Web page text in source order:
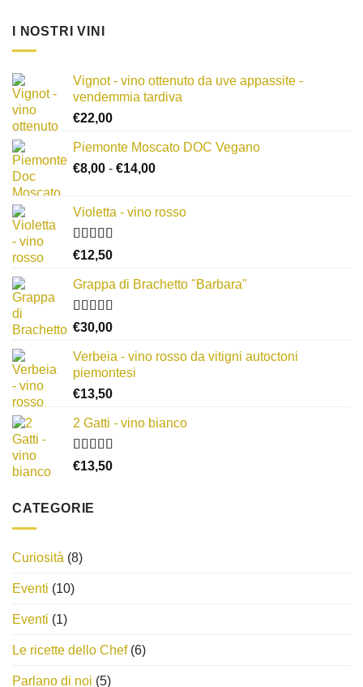
I NOSTRI VINI
Vignot - vino ottenuto da uve appassite -
vendemmia tardiva
€22,00
Piemonte Moscato DOC Vegano
€8,00 - €14,00Fascia
da
Violetta - vino rosso
Valutato
5
€12,50
Grappa di Brachetto "Barbara"
Valutato
€30,00
Verbeia - vino rosso da vitigni autoctoni
piemontesi
€13,50
2 Gatti - vino bianco
Valutato
€13,50
CATEGORIE
Curiosità (8)
Eventi (10)
Eventi (1)
Le ricette dello Chef(6)
Parlano di noi (5)